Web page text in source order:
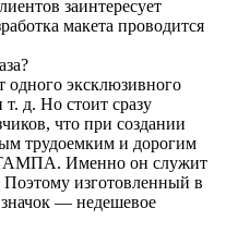
заинтересует
макета проводится
эксклюзивного
т. д. Но стоит сразу
что при создании
трудоемким и дорогим
Именно он служит
Поэтому изготовленный в
— недешевое